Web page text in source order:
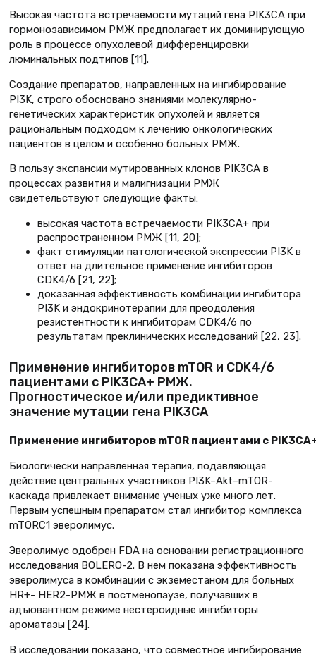
Высокая частота встречаемости мутаций гена PIK3CA при
гормонозависимом РМЖ предполагает их доминирующую
роль в процессе опухолевой дифференцировки
люминальных подтипов [11].
Создание препаратов, направленных на ингибирование
PI3K, строго обосновано знаниями молекулярно-
генетических характеристик опухолей и является
рациональным подходом к лечению онкологических
пациентов в целом и особенно больных РМЖ.
В пользу экспансии мутированных клонов PIK3CA в
процессах развития и малигнизации РМЖ
свидетельствуют следующие факты:
высокая частота встречаемости PIK3CA+ при
распространенном РМЖ [11, 20];
факт стимуляции патологической экспрессии PI3K в
ответ на длительное применение ингибиторов
CDK4/6 [21, 22];
доказанная эффективность комбинации ингибитора
PI3K и эндокринотерапии для преодоления
резистентности к ингибиторам CDK4/6 по
результатам преклинических исследований [22, 23].
Применение ингибиторов mTOR и CDK4/6
пациентами с PIK3CA+ РМЖ.
Прогностическое и/или предиктивное
значение мутации гена PIK3CA
Применение ингибиторов mTOR пациентами с
Биологически направленная терапия, подавляющая
действие центральных участников PI3K–Akt–mTOR-
каскада привлекает внимание ученых уже много лет.
Первым успешным препаратом стал ингибитор комплекса
mTORC1 эверолимус.
Эверолимус одобрен FDA на основании регистрационного
исследования BOLERO-2. В нем показана эффективность
эверолимуса в комбинации с экземестаном для больных
HR+- HER2-РМЖ в постменопаузе, получавших в
адъювантном режиме нестероидные ингибиторы
ароматазы [24].
В исследовании показано, что совместное ингибирование